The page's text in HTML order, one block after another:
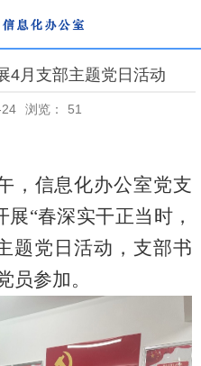
4月支部主题党日活动
浏览： 51
，信息化办公室党支
展“春深实干正当时，
题党日活动，支部书
员参加。